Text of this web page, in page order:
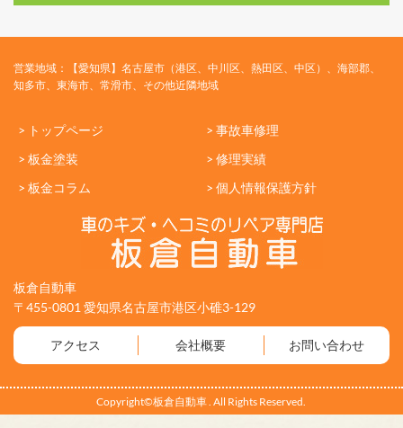
営業地域：【愛知県】名古屋市（港区、中川区、熱田区、中区）、海部郡、
知多市、東海市、常滑市、その他近隣地域
> トップページ
> 事故車修理
> 板金塗装
> 修理実績
> 板金コラム
> 個人情報保護方針
板倉自動車
〒455-0801 愛知県名古屋市港区小碓3-129
アクセス 会社概要 お問い合わせ
Copyright©板倉自動車 . All Rights Reserved.